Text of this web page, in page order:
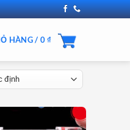
HÀNG / 0₫